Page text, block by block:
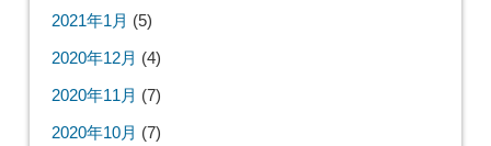
2021年1月 (5)
2020年12月 (4)
2020年11月 (7)
2020年10月 (7)